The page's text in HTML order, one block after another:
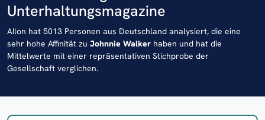
Unterhaltungsmagazine
AIlon hat 5013 Personen aus Deutschland analysiert, die eine
sehr hohe Affinität zu Johnnie Walker haben und hat die
Mittelwerte mit einer repräsentativen Stichprobe der
Gesellschaft verglichen.